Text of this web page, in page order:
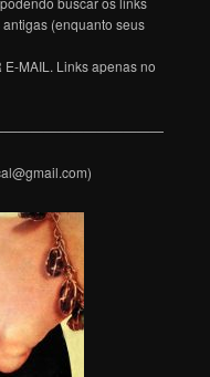
(enquanto seus
E-MAIL. Links apenas no